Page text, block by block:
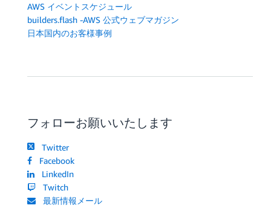
AWS イベントスケジュール
builders.flash -AWS 公式ウェブマガジン
日本国内のお客様事例
フォローお願いいたします
Twitter
Facebook
LinkedIn
Twitch
最新情報メール